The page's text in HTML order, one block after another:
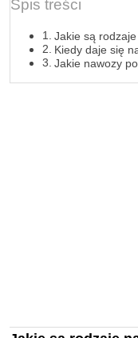
Spis treści
Jakie są
Kiedy daje się
Jakie nawozy